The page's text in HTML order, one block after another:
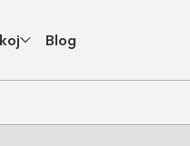
Blog